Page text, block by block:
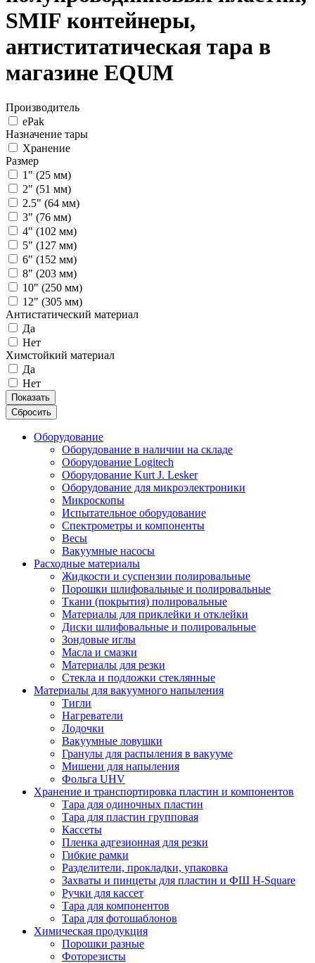
SMIF контейнеры,
антиститатическая тара в
магазине EQUM
Производитель
ePak
Назначение тары
Хранение
Размер
1" (25 мм)
2" (51 мм)
2.5" (64 мм)
3" (76 мм)
4" (102 мм)
5" (127 мм)
6" (152 мм)
8" (203 мм)
10" (250 мм)
12" (305 мм)
Антистатический материал
Да
Нет
Химстойкий материал
Да
Нет
Показать
Сбросить
Оборудование
Оборудование в наличии на складе
Оборудование Logitech
Оборудование Kurt J. Lesker
Оборудование для микроэлектроники
Микроскопы
Испытательное оборудование
Спектрометры и компоненты
Весы
Вакуумные насосы
Расходные материалы
Жидкости и суспензии полировальные
Порошки шлифовальные и полировальные
Ткани (покрытия) полировальные
Материалы для приклейки и отклейки
Диски шлифовальные и полировальные
Зондовые иглы
Масла и смазки
Материалы для резки
Стекла и подложки стеклянные
Материалы для вакуумного напыления
Тигли
Нагреватели
Лодочки
Вакуумные ловушки
Гранулы для распыления в вакууме
Мишени для напыления
Фольга UHV
Хранение и транспортировка пластин и компонентов
Тара для одиночных пластин
Тара для пластин групповая
Кассеты
Пленка адгезионная для резки
Гибкие рамки
Разделители, прокладки, упаковка
Захваты и пинцеты для пластин и ФШ H-Square
Ручки для кассет
Тара для компонентов
Тара для фотошаблонов
Химическая продукция
Порошки разные
Фоторезисты